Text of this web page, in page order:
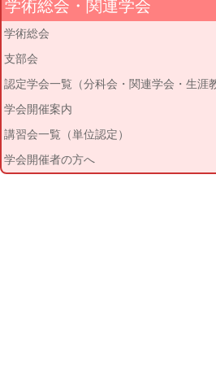
学術総会・関連学会
学術総会
支部会
認定学会一覧（分科会・関連学会・生涯
学会開催案内
講習会一覧（単位認定）
学会開催者の方へ